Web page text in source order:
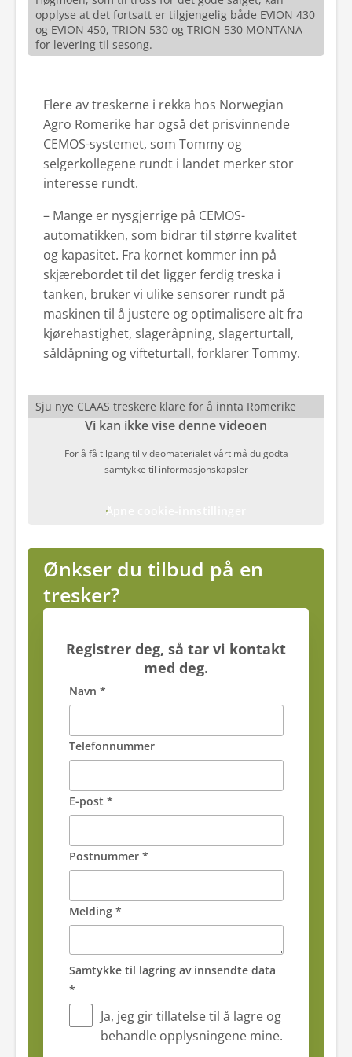
opplyse at det fortsatt er tilgjengelig både EVION 430
og EVION 450, TRION 530 og TRION 530 MONTANA
for levering til sesong.
Flere av treskerne i rekka hos Norwegian
Agro Romerike har også det prisvinnende
CEMOS-systemet, som Tommy og
selgerkollegene rundt i landet merker stor
interesse rundt.
– Mange er nysgjerrige på CEMOS-
automatikken, som bidrar til større kvalitet
og kapasitet. Fra kornet kommer inn på
skjærebordet til det ligger ferdig treska i
tanken, bruker vi ulike sensorer rundt på
maskinen til å justere og optimalisere alt fra
kjørehastighet, slageråpning, slagerturtall,
såldåpning og vifteturtall, forklarer Tommy.
Sju nye CLAAS treskere klare for å innta Romerike
Vi kan ikke vise denne videoen
For å få tilgang til videomaterialet vårt må du godta
samtykke til informasjonskapsler
Åpne cookie-innstillinger
Ønkser du tilbud på en
tresker?
Registrer deg, så tar vi kontakt
med deg.
Navn *
Telefonnummer
E-post *
Postnummer *
Melding *
Samtykke til lagring av innsendte data
*
Ja, jeg gir tillatelse til å lagre og
behandle opplysningene mine.